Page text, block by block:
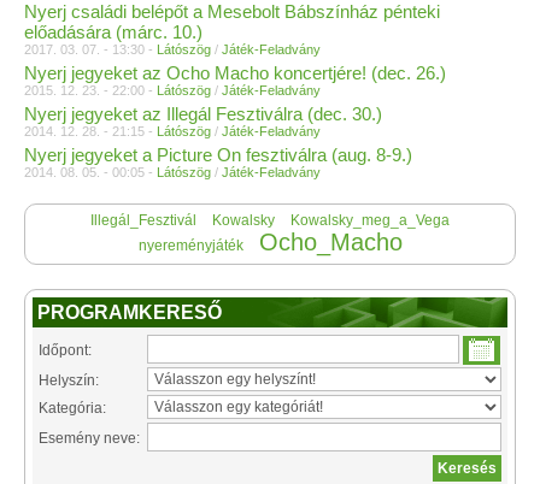
Nyerj családi belépőt a Mesebolt Bábszínház pénteki
előadására (márc. 10.)
2017. 03. 07. - 13:30 - Látószög / Játék-Feladvány
Nyerj jegyeket az Ocho Macho koncertjére! (dec. 26.)
2015. 12. 23. - 22:00 - Látószög / Játék-Feladvány
Nyerj jegyeket az Illegál Fesztiválra (dec. 30.)
2014. 12. 28. - 21:15 - Látószög / Játék-Feladvány
Nyerj jegyeket a Picture On fesztiválra (aug. 8-9.)
2014. 08. 05. - 00:05 - Látószög / Játék-Feladvány
Illegál_Fesztivál Kowalsky
Kowalsky_meg_a_Vega
nyereményjáték
Ocho_Macho
PROGRAMKERESŐ
Időpont:
Helyszín:
Kategória:
Esemény neve: